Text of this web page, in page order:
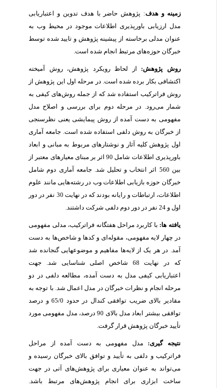
زمینه و هدف: پژوهش حاضر با هدف تدوین و اعتباریابی
مدل ارزیابی باورپذیری اطلاعات موجود در محیط وب به
عنوان مدلی برخاسته از پیشینه پژوهش و تایید شده توسط
خبرگان حوزه‌های مرتبط انجام شده است.
روش پژوهش:از لحاظ رویکرد پژوهش، روش آمیخته
اکتشافی بکار برده شده است. در مرحله اول این پژوهش از
روش فراترکیب استفاده ‌شد که از جمله روش‌‌های کیفی به
شمار می‌رود. در مرحله دوم برای بررسی و اصلاح مدل
مفهومی به دست آمده از روش پیمایشی یعنی نظرسنجی
از خبرگان به روش دلفی استفاده شده است. جامعه آماری
اول پژوهش کلیه آثار و نوشتار‌های مربوط به مبانی و ابعاد
باورپذیری اطلاعات شامل 90 اثر بر مبنای معیارهای معتبر از
بین 560 اثر انتخاب و تحلیل شد. جامعه آماری دوم شامل
خبرگان حوزه بازیابی اطلاعات وب در رشته‌‌هایی مانند علوم
اطلاعات، ارتباطات و رایانه بودند که در نهایت 30 نفر در دور
اول و 24 نفر در دور دوم دلفی شرکت داشتند.
یافته ­ها:با کاربرد مراحل هفتگانه فراترکیب، مدلی مفهومی
در چهار لایه مفهومی، مقوله‌ای و کدها و شاخص‌ها به دست
آمد. در هر یک از لایه‌ها مفاهیم و موضوع‏هایی گنجانده شد
که در نهایت 68 شاخص اصلی شناسایی شد. جهت
اعتباریابی کیفی مدل به دست آمده، مطالعه دلفی در دو
مرحله انجام و نظرات خبرگان در مدل اعمال شد. با توجه به
مقادیر بالای ضریب توافقی کندال در حدود 65/0 و درصد
توافقی بیشتر ابعاد مدل بالای 90 درصد، مدل مفهومی مورد
تأیید خبرگان پژوهش قرار گرفت.
نتیجه­ گیری:مدل مفهومی به دست آمده از مراحل
فراترکیب و دلفی به تأیید و توافق بالای خبرگان رسیده و
می‌تواند به عنوان معیاری برای پژوهش‌های آتی در جهت
ساخت ابزاری برای انجام پژوهش‌های مرتبط باشد.